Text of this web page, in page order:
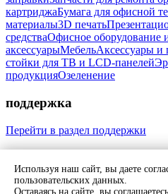
картриджаБумага для офисной
материалы3D печать
средстваОфисное оборудование
аксессуарыМебельАксессуары и
стойки для ТВ и LCD-панелей
продукцияОзеленение
поддержка
Перейти в раздел поддержки
Свяжитесь с нами
Политика обработки
Используя наш сайт, вы даете
пользовательских данных.
Оставаясь на сайте, вы